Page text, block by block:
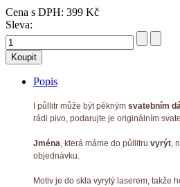
Cena s DPH: 399 Kč
Sleva:
Popis
I půllitr může být pěkným svatebním
rádi pivo, podarujte je originálním
Jména, která máme do půllitru vyrýt,
objednávku.
Motiv je do skla vyrytý laserem, takže